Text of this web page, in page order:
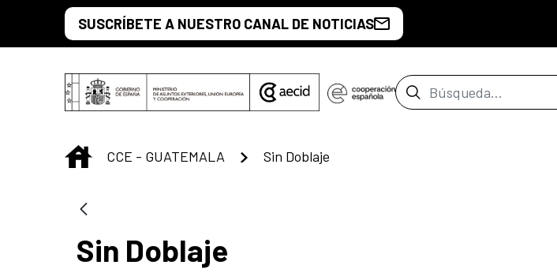
Saltar al contenido principal
SUSCRÍBETE A NUESTRO CANAL DE NOTICIAS
Barra de búsqueda
INICIO
CCE - GUATEMALA Sin Doblaje
Sin Doblaje